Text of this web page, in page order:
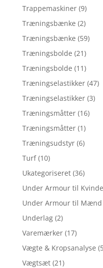
Trappemaskiner (9)
Træningsbænke (2)
Træningsbænke (59)
Træningsbolde (21)
Træningsbolde (11)
Træningselastikker (47)
Træningselastikker (3)
Træningsmåtter (16)
Træningsmåtter (1)
Træningsudstyr (6)
Turf (10)
Ukategoriseret (36)
Under Armour til
Under Armour til Mænd
Underlag (2)
Varemærker (17)
Vægte & Kropsanalyse
Vægtsæt (21)